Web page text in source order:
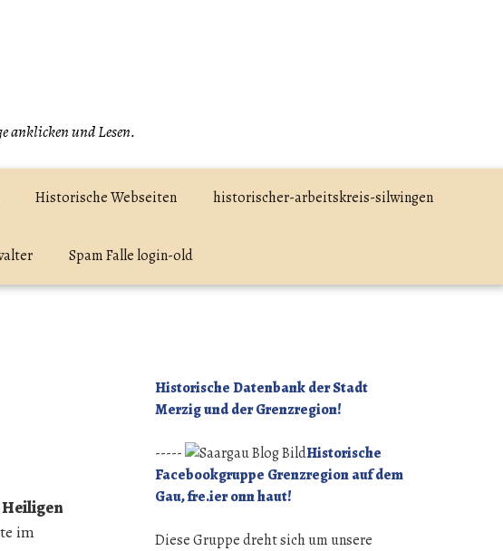
anklicken und Lesen.
Historische Webseiten historischer-arbeitskreis-silwingen
Spam Falle login-old
Heiligen
im
Historische Datenbank der Stadt
Merzig und der Grenzregion!
-----
Historische
Facebookgruppe Grenzregion auf dem
Gau, fre.ier onn haut!
Diese Gruppe dreht sich um unsere